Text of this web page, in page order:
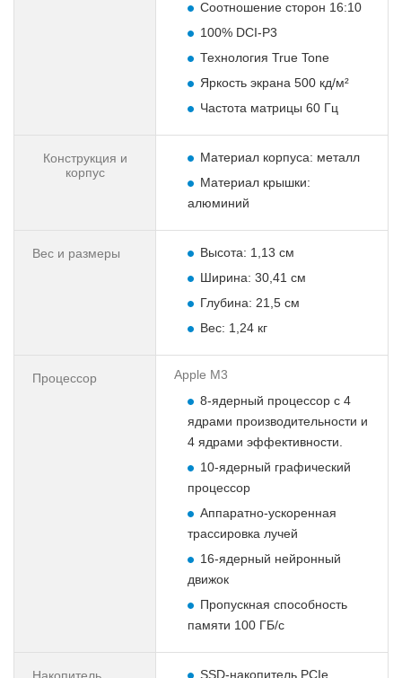
Соотношение сторон 16:10
100% DCI-P3
Технология True Tone
Яркость экрана 500 кд/м²
Частота матрицы 60 Гц
Конструкция и
корпус
Материал корпуса: металл
Материал крышки:
алюминий
Вес и размеры
Высота: 1,13 см
Ширина: 30,41 см
Глубина: 21,5 см
Вес: 1,24 кг
Процессор
Apple M3
8-ядерный процессор с 4
ядрами производительности и
4 ядрами эффективности.
10-ядерный графический
процессор
Аппаратно-ускоренная
трассировка лучей
16-ядерный нейронный
движок
Пропускная способность
памяти 100 ГБ/с
Накопитель SSD-накопитель PCIe